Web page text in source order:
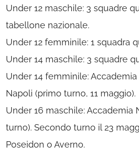
Under 12 maschile: 3 squadre
tabellone nazionale.
Under 12 femminile: 1 squadra
Under 14 maschile: 3 squadre
Under 14 femminile:
Napoli (primo turno, 11 maggio).
Under 16 maschile: Accademia
turno). Secondo turno il 23
Poseidon o Averno.